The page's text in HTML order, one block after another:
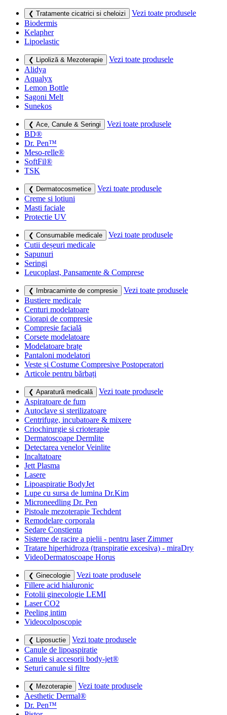
❮ Tratamente cicatrici si cheloizi
Vezi toate produsele
Biodermis
Kelapher
Lipoelastic
❮ Lipoliză & Mezoterapie
Vezi toate produsele
Alidya
Aqualyx
Lemon Bottle
Sagoni Melt
Sunekos
❮ Ace, Canule & Seringi
Vezi toate produsele
BD®
Dr. Pen™
Meso-relle®
SoftFil®
TSK
❮ Dermatocosmetice
Vezi toate produsele
Creme si lotiuni
Masti faciale
Protectie UV
❮ Consumabile medicale
Vezi toate produsele
Cutii deșeuri medicale
Sapunuri
Seringi
Leucoplast, Pansamente & Comprese
❮ Imbracaminte de compresie
Vezi toate produsele
Bustiere medicale
Centuri modelatoare
Ciorapi de compresie
Compresie facială
Corsete modelatoare
Modelatoare brațe
Pantaloni modelatori
Veste și Costume Compresive Postoperatori
Articole pentru bărbați
❮ Aparatură medicală
Vezi toate produsele
Aspiratoare de fum
Autoclave si sterilizatoare
Centrifuge, incubatoare & mixere
Criochirurgie si crioterapie
Dermatoscoape Dermlite
Detectarea venelor Veinlite
Incaltatoare
Jett Plasma
Lasere
Lipoaspiratie BodyJet
Lupe cu sursa de lumina Dr.Kim
Microneedling Dr. Pen
Pistoale mezoterapie Techdent
Remodelare corporala
Sedare Constienta
Sisteme de racire a pielii - pentru laser Zimmer
Tratare hiperhidroza (transpiratie excesiva) - miraDry
VideoDermatoscoape Horus
❮ Ginecologie
Vezi toate produsele
Fillere acid hialuronic
Fotolii ginecologie LEMI
Laser CO2
Peeling intim
Videocolposcopie
❮ Liposuctie
Vezi toate produsele
Canule de lipoaspiratie
Canule si accesorii body-jet®
Seturi canule si filtre
❮ Mezoterapie
Vezi toate produsele
Aesthetic Dermal®
Dr. Pen™